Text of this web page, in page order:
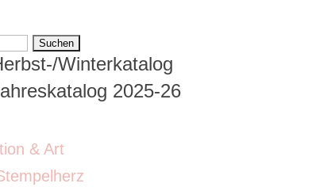
Winterkatalog
2025-26
& Art